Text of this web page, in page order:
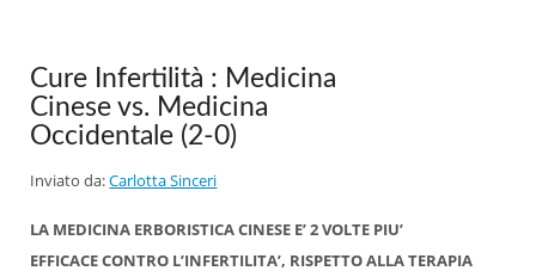
Cure Infertilità : Medicina
Cinese vs. Medicina
Occidentale (2-0)
Inviato da:Carlotta Sinceri
LA MEDICINA ERBORISTICA CINESE E’ 2 VOLTE PIU’
EFFICACE CONTRO L’INFERTILITA’, RISPETTO ALLA TERAPIA